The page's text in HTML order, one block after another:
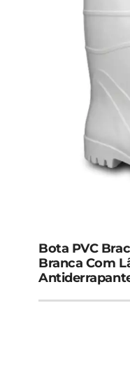
Bota PVC
Branca Com